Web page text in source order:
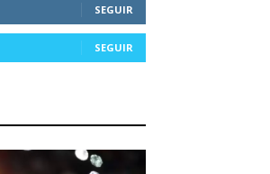
SEGUIR
SEGUIR